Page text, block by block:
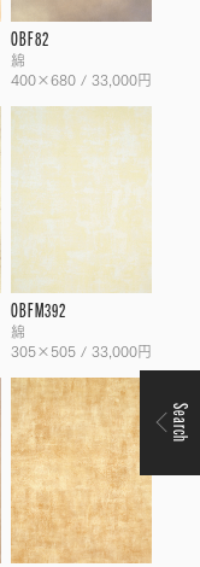
OBF82
綿
400×680 / 33,000円
OBFM392
綿
305×505 / 33,000円
Search